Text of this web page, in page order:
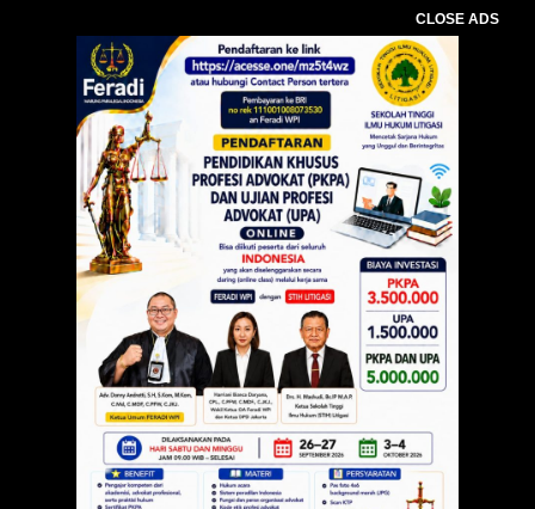
CLOSE ADS